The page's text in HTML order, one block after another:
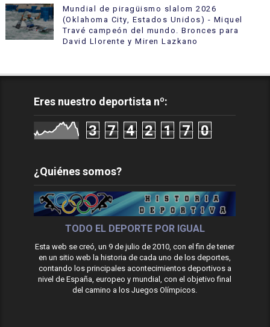
Mundial de piragüismo slalom 2026
(Oklahoma City, Estados Unidos) - Miquel
Travé campeón del mundo. Bronces para
David Llorente y Miren Lazkano
Eres nuestro deportista nº:
3 7 4 2 1 7 0
¿Quiénes somos?
TODO EL DEPORTE POR IGUAL
Esta web se creó, un 9 de julio de 2010, con el fin de tener
en un sitio web la historia de cada uno de los deportes,
contando los principales acontecimientos deportivos a
nivel de España, europeo y mundial, con el objetivo final
del camino a los Juegos Olímpicos.